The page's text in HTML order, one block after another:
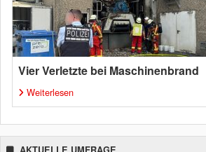
Vier Verletzte bei Maschinenbrand
Weiterlesen